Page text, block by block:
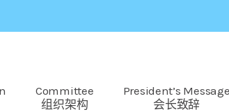
Committee
组织架构
President’s Message
会长致辞